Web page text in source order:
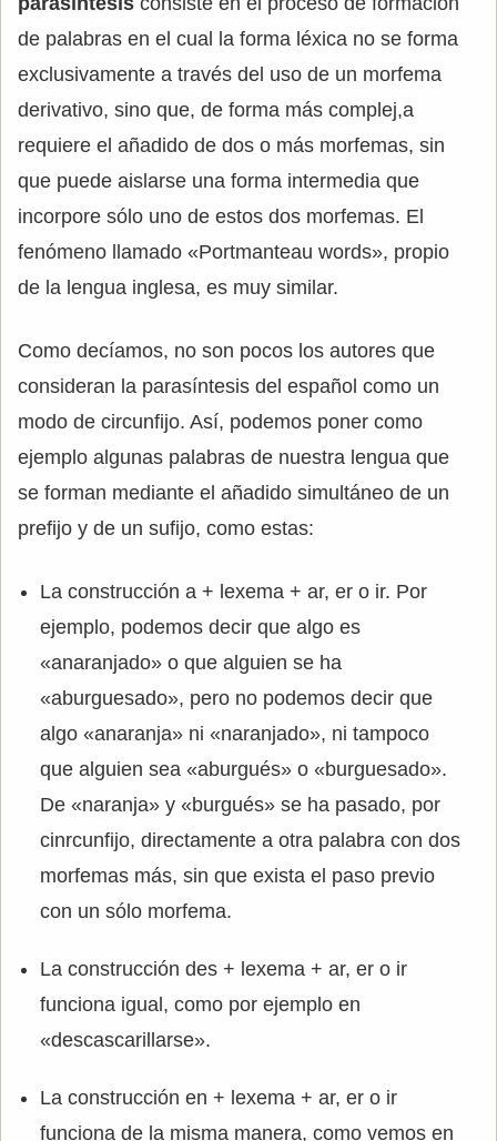
de palabras en el cual la forma léxica no se forma
exclusivamente a través del uso de un morfema
derivativo, sino que, de forma más complej,a
requiere el añadido de dos o más morfemas, sin
que puede aislarse una forma intermedia que
incorpore sólo uno de estos dos morfemas. El
fenómeno llamado «Portmanteau words», propio
de la lengua inglesa, es muy similar.
Como decíamos, no son pocos los autores que
consideran la parasíntesis del español como un
modo de circunfijo. Así, podemos poner como
ejemplo algunas palabras de nuestra lengua que
se forman mediante el añadido simultáneo de un
prefijo y de un sufijo, como estas:
La construcción a + lexema + ar, er o ir. Por
ejemplo, podemos decir que algo es
«anaranjado» o que alguien se ha
«aburguesado», pero no podemos decir que
algo «anaranja» ni «naranjado», ni tampoco
que alguien sea «aburgués» o «burguesado».
De «naranja» y «burgués» se ha pasado, por
cinrcunfijo, directamente a otra palabra con dos
morfemas más, sin que exista el paso previo
con un sólo morfema.
La construcción des + lexema + ar, er o ir
funciona igual, como por ejemplo en
«descascarillarse».
La construcción en + lexema + ar, er o ir
funciona de la misma manera, como vemos en